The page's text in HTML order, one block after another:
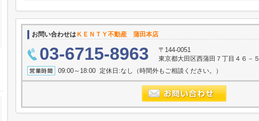
お問い合わせは ＫＥＮＴＹ不動産 蒲田本店
03-6715-8963
〒144-0051
東京都大田区西蒲田７丁目４６－５
09:00～18:00 定休日:なし（時間外もご相談ください。）